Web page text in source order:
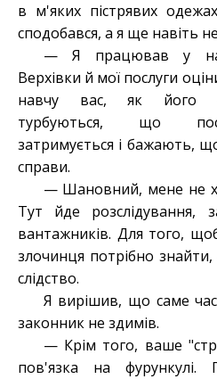
в м'яких пістрявих
сподобався, а я ще навіть
— Я працював у
Верхівки й мої послуги
навчу вас, як його
турбуються, що
затримується і бажають,
справи.
— Шановний, мене не
Тут йде розслідування,
вантажників. Для того,
злочинця потрібно
слідство.
Я вирішив, що саме
законник не здимів.
— Крім того, ваше
пов'язка на фурункулі.